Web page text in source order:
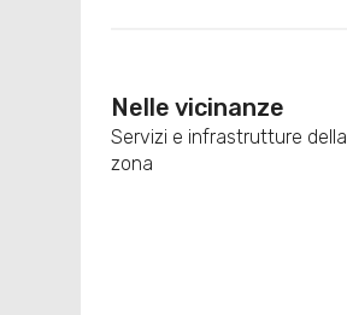
Nelle vicinanze
Servizi e infrastrutture della
zona